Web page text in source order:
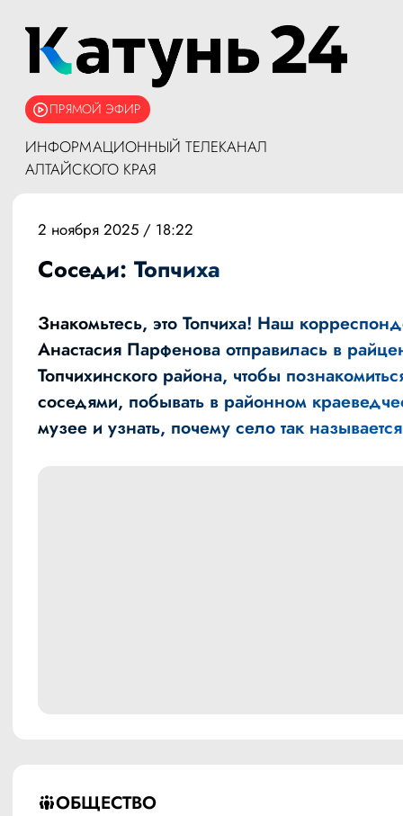
ПРЯМОЙ ЭФИР
ИНФОРМАЦИОННЫЙ ТЕЛЕКАНАЛ
АЛТАЙСКОГО КРАЯ
ОБЩЕСТВО
2 ноября 2025 / 18:22
Соседи: Топчиха
Знакомьтесь, это Топчиха! Наш
Анастасия Парфенова отправилась в
Топчихинского района, чтобы
соседями, побывать в районном
музее и узнать, почему село так